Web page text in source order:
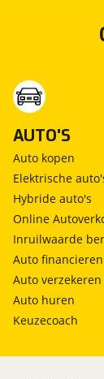
AUTO'S
Auto kopen
Elektrische
Hybride auto's
Online
Inruilwaarde
Auto financieren
Auto verzekeren
Auto huren
Keuzecoach